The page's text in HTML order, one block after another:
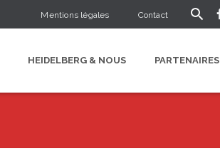
Mentions légales Contact
HEIDELBERG & NOUS PARTENAIRES